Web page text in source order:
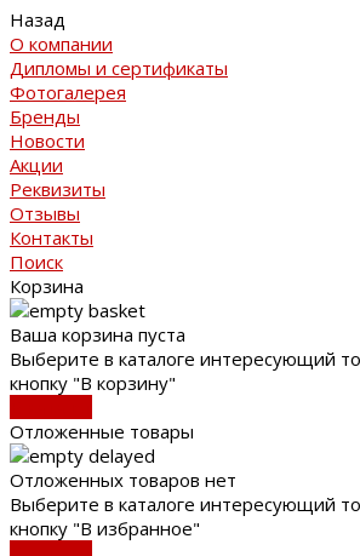
Назад
О компании
Дипломы и сертификаты
Фотогалерея
Бренды
Новости
Акции
Реквизиты
Отзывы
Контакты
Поиск
Корзина
Ваша корзина пуста
Выберите в каталоге интересующий
кнопку "В корзину"
Отложенные товары
Отложенных товаров нет
Выберите в каталоге интересующий
кнопку "В избранное"